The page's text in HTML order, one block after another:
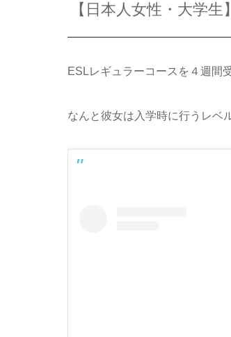
【日本人女性・大学
ESLレギュラーコースを４週間
なんと彼女は入学時に行うレベ